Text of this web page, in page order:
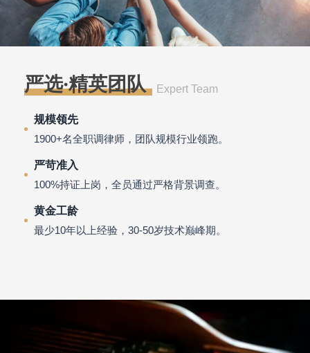
严选·精英团队 Expert Team
规模领先
1900+名全职调律师，团队规模行业领跑。
严苛准入
100%持证上岗，全员通过严格背景调查。
黄金工龄
最少10年以上经验，30-50岁技术巅峰期。